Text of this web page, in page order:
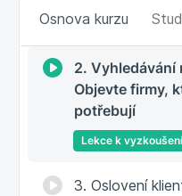
Osnova kurzu
pro rychlý
2. Vyhledávání
Objevte firmy,
potřebují
Lekce k vyzkoušení
3. Oslovení